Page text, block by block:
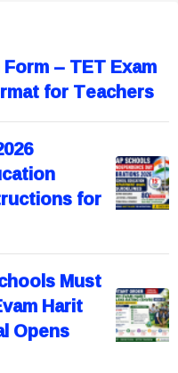
– TET Exam
for Teachers
for
Must
Harit
Opens